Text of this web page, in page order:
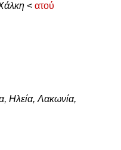
< ατού
Ηλεία, Λακωνία,